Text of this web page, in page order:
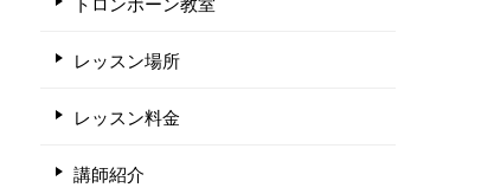
レッスン場所
レッスン料金
講師紹介